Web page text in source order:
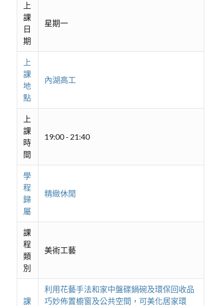
上
課
日
期
星期一
上
課
地
點
內湖高工
上
課
時
間
19:00 - 21:40
學
程
歸
屬
精緻休閒
課
程
類
別
美術工藝
課
利用花藝手法和家中盤碟鍋碗及環保回收品
巧妙佈置櫥窗及公共空間，可美化居家環